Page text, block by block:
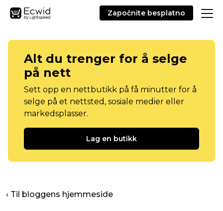
Započnite besplatno
Alt du trenger for å selge
på nett
Sett opp en nettbutikk på få minutter for å
selge på et nettsted, sosiale medier eller
markedsplasser.
Lag en butikk
‹ Til bloggens hjemmeside